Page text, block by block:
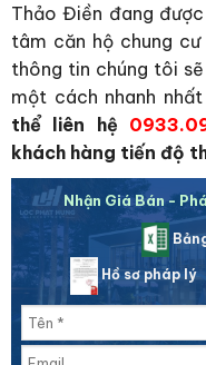
Thảo Điền đang
tâm căn hộ chung
thông tin chúng tôi
một cách nhanh
thể liên hệ
khách hàng tiến độ
Nhận Giá Bán -
Hồ sơ pháp lý